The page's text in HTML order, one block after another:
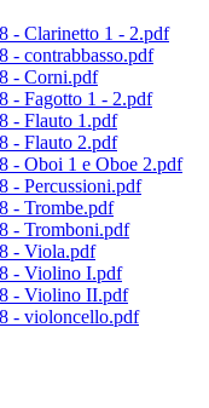
- Clarinetto 1 - 2.pdf
- contrabbasso.pdf
- Corni.pdf
- Fagotto 1 - 2.pdf
- Flauto 1.pdf
- Flauto 2.pdf
- Oboi 1 e Oboe 2.pdf
- Percussioni.pdf
- Trombe.pdf
- Tromboni.pdf
- Viola.pdf
- Violino I.pdf
- Violino II.pdf
- violoncello.pdf